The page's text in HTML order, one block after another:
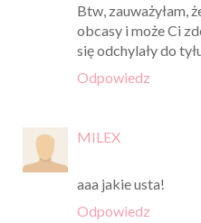
Btw, zauważyłam,
obcasy i może Ci
się odchylały do
Odpowiedz
MILEX
aaa jakie usta!
Odpowiedz